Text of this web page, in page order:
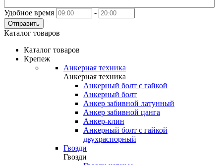
Удобное время -
Отправить
Каталог товаров
Каталог товаров
Крепеж
Анкерная техника
Анкерная техника
Анкерный болт с гайкой
Анкерный болт
Анкер забивной латунный
Анкер забивной цанга
Анкер-клин
Анкерный болт с гайкой
двухраспорный
Гвозди
Гвозди